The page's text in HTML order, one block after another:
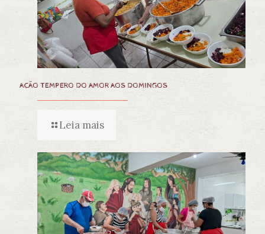
AÇÃO TEMPERO DO AMOR AOS DOMINGOS
Leia mais